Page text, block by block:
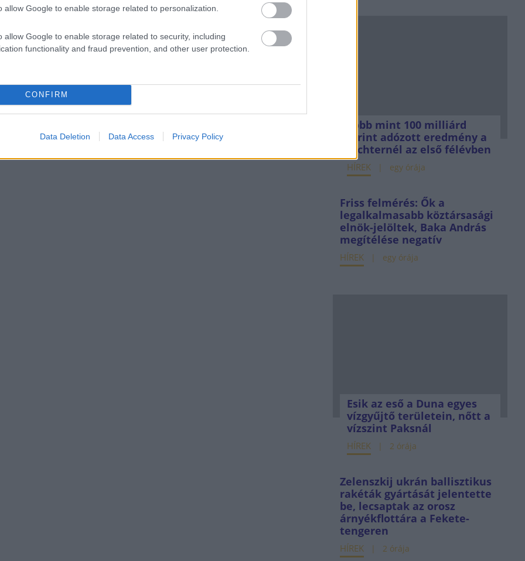
allow Google to enable storage related to personalization.
allow Google to enable storage related to security, including
functionality and fraud prevention, and other user protection.
CONFIRM
Data Deletion Data Access Privacy Policy
Több mint 100 milliárd
forint adózott eredmény a
Richternél az első félévben
HÍREK egy órája
Friss felmérés: Ők a
legalkalmasabb köztársasági
elnök-jelöltek, Baka András
megítélése negatív
HÍREK egy órája
Esik az eső a Duna egyes
vízgyűjtő területein, nőtt a
vízszint Paksnál
HÍREK 2 órája
Zelenszkij ukrán ballisztikus
rakéták gyártását jelentette
be, lecsaptak az orosz
árnyékflottára a Fekete-
tengeren
HÍREK 2 órája